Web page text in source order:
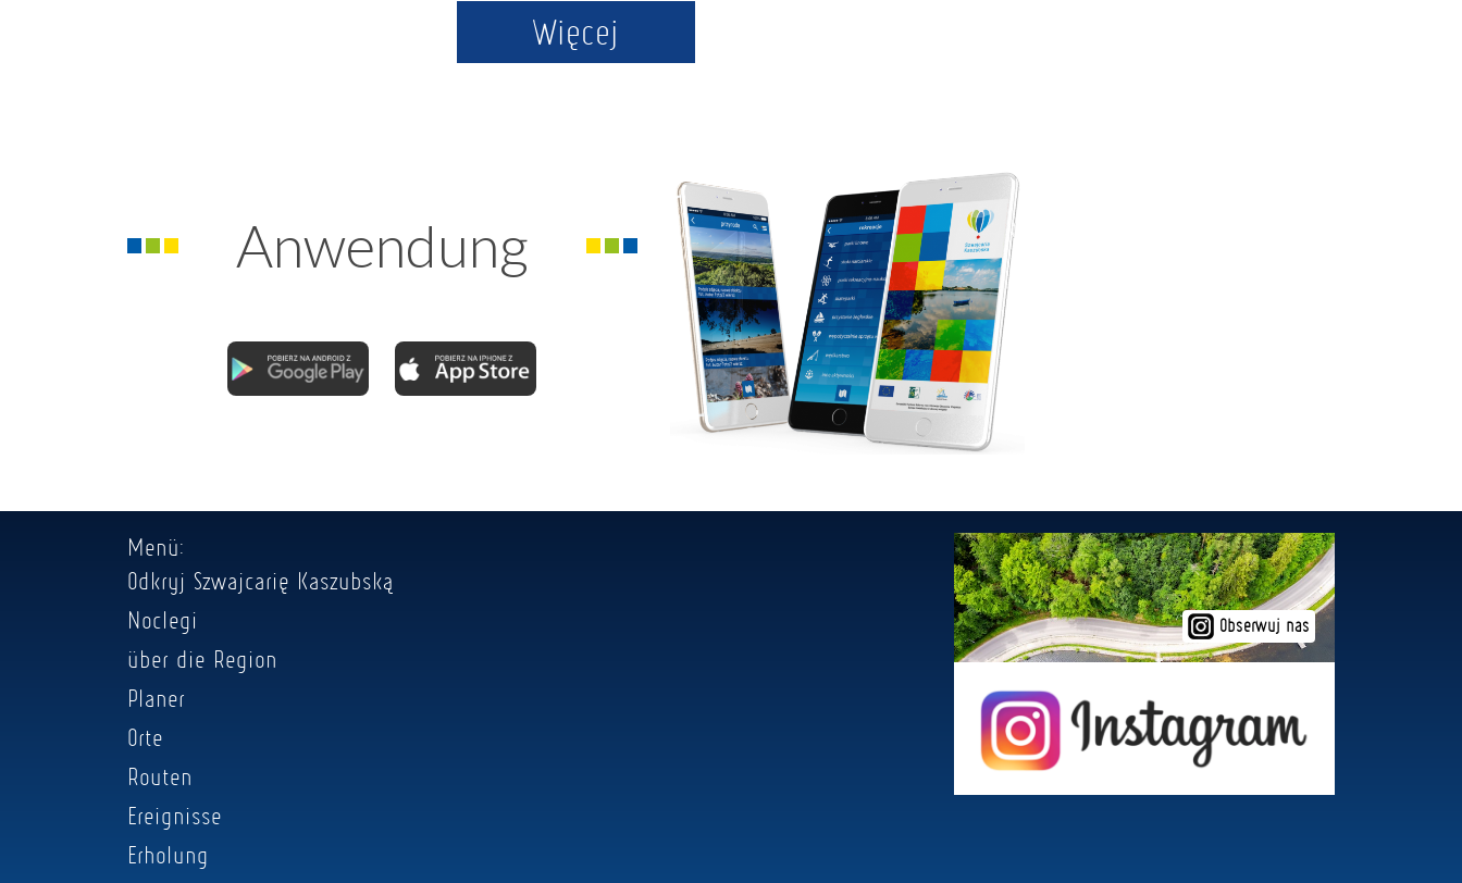
Więcej
Anwendung
Menü:
Odkryj Szwajcarię Kaszubską
Noclegi
über die Region
Planer
Orte
Routen
Ereignisse
Erholung
Obserwuj nas